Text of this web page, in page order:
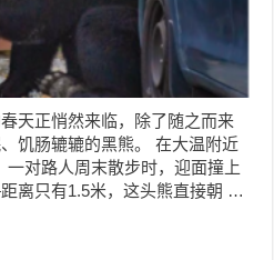
天正悄然来临，除了随之而来
饥肠辘辘的黑熊。 在大温附近
一对路人周末散步时，迎面撞上
离只有1.5米，这头熊直接朝 …